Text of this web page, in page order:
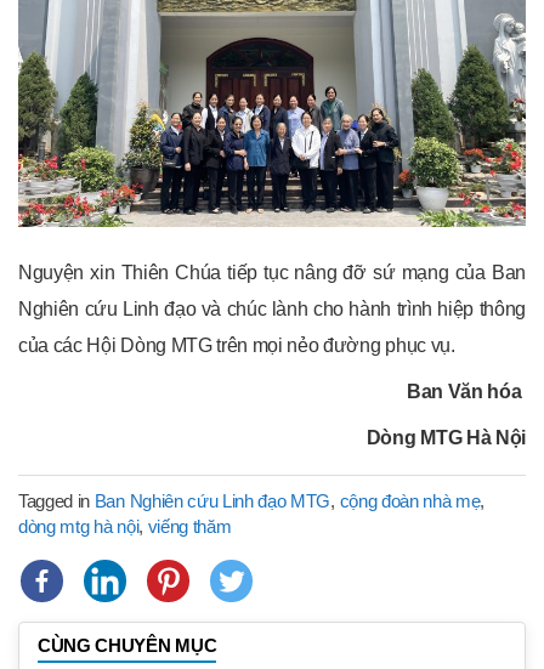
Nguyện xin Thiên Chúa tiếp tục nâng đỡ sứ mạng của Ban
Nghiên cứu Linh đạo và chúc lành cho hành trình hiệp thông
của các Hội Dòng MTG trên mọi nẻo đường phục vụ.
Ban Văn hóa
Dòng MTG Hà Nội
Tagged in Ban Nghiên cứu Linh đạo MTG, cộng đoàn nhà mẹ,
dòng mtg hà nội, viếng thăm
CÙNG CHUYÊN MỤC